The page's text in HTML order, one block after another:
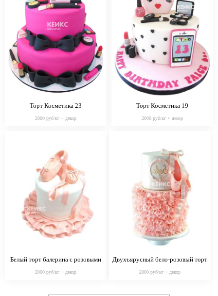
Торт Косметика 23
2000 руб/кг + декор
Торт Косметика 19
2000 руб/кг + декор
Белый торт балерина с розовыми
2000 руб/кг + декор
Двухъярусный бело-розовый торт
2000 руб/кг + декор